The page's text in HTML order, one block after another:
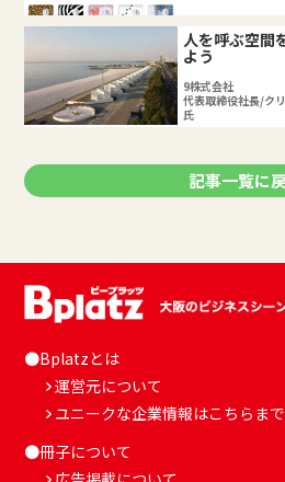
人を呼ぶ空間
よう
9株式会社
代表取締役社長/ク
氏
記事一覧に
●Bplatzとは
運営元について
ユニークな企業情報はこちらまで
●冊子について